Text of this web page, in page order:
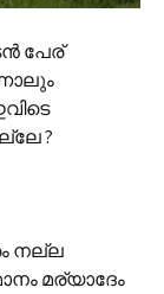
പേര്
?
നല്ല
മര്യാദേം